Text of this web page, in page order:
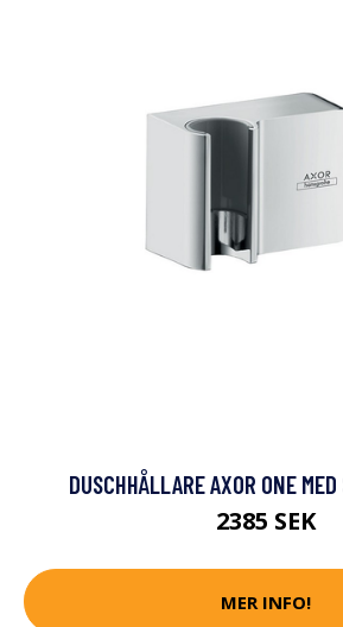
DUSCHHÅLLARE AXOR ONE
2385 SEK
MER INFO!